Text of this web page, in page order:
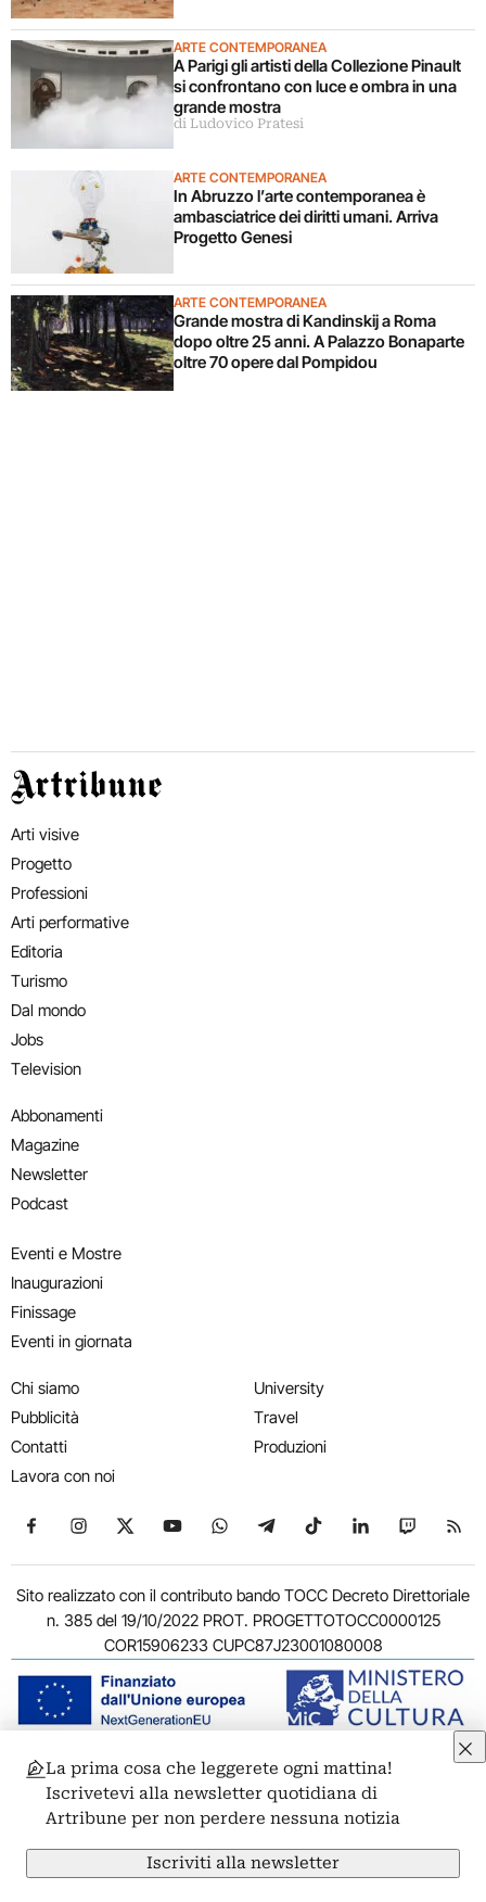
ARTE CONTEMPORANEA
A Parigi gli artisti della Collezione Pinault
si confrontano con luce e ombra in una
grande mostra
di Ludovico Pratesi
ARTE CONTEMPORANEA
In Abruzzo l’arte contemporanea è
ambasciatrice dei diritti umani. Arriva
Progetto Genesi
ARTE CONTEMPORANEA
Grande mostra di Kandinskij a Roma
dopo oltre 25 anni. A Palazzo Bonaparte
oltre 70 opere dal Pompidou
Artribune
Arti visive
Progetto
Professioni
Arti performative
Editoria
Turismo
Dal mondo
Jobs
Television
Abbonamenti
Magazine
Newsletter
Podcast
Eventi e Mostre
Inaugurazioni
Finissage
Eventi in giornata
Chi siamo
Pubblicità
Contatti
Lavora con noi
University
Travel
Produzioni
Seguici su Facebook
Seguici su Instagram
Seguici su X
Seguici su YouTube
Seguici su WhatsApp
Seguici su Telegram
Seguici su TikTok
Seguici su
Seguici
Sito realizzato con il contributo bando TOCC Decreto Direttoriale
n. 385 del 19/10/2022 PROT. PROGETTOTOCC0000125
COR15906233 CUPC87J23001080008
© 2011-2026 ARTRIBUNE srl – Corso Vittorio Emanuele II, 287 –
00186 Roma - P.I. 11381581005
Privacy: Responsabile della protezione dei dati personali
ARTRIBUNE srl – Corso Vittorio Emanuele II, 287 – 00186 Roma
Termini e condizioniPrivacy PolicyCookie PolicyCredits
La prima cosa che leggerete ogni mattina!
Iscrivetevi alla newsletter quotidiana di
Artribune per non perdere nessuna notizia
Iscriviti alla newsletter